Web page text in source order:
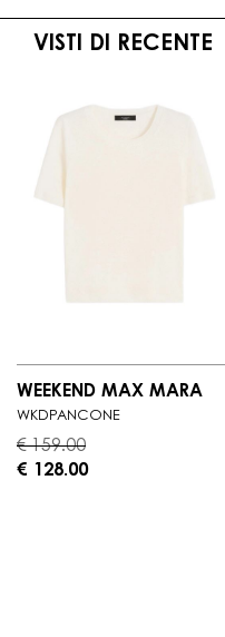
VISTI DI RECENTE
WEEKEND MAX MARA
WKDPANCONE
€ 159.00
€ 128.00